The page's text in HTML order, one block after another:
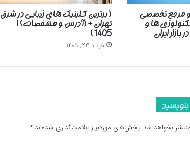
مرجع تخصصی
ها و
ایران
( برترین کلینیک های زیبایی در شرق
تهران + (آدرس و مشخصات) |
1405 )
خرداد 23, 1405
نخواهد شد. بخش‌های موردنیاز علامت‌گذاری شده‌اند *